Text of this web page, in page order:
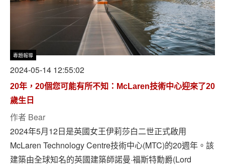
專題報導
2024-05-14 12:55:02
20年，20個您可能有所不知：McLaren技術中心迎來了20
歲生日
作者 Bear
2024年5月12日是英國女王伊莉莎白二世正式啟用
McLaren Technology Centre技術中心(MTC)的20週年。該
建築由全球知名的英國建築師諾曼·福斯特勳爵(Lord